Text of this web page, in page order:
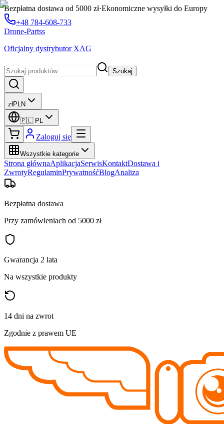
Bezpłatna dostawa od 5000 zł·Ekonomiczne wysyłki do Europy
+48 784-608-733
Drone-Partss
Oficjalny dystrybutor XAG
Szukaj
złPLN
🇵🇱 PL
Zaloguj się
Wszystkie kategorie
Strona głównaAplikacjaSerwisKontaktDostawa i
ZwrotyRegulaminPrywatnośćBlogAnaliza
Bezpłatna dostawa
Przy zamówieniach od 5000 zł
Gwarancja 2 lata
Na wszystkie produkty
14 dni na zwrot
Zgodnie z prawem UE